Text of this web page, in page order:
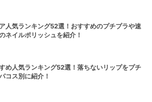
人気ランキング52選！おすすめのプチプラや速
ネイルポリッシュを紹介！
め人気ランキング52選！落ちないリップをプチ
コス別に紹介！